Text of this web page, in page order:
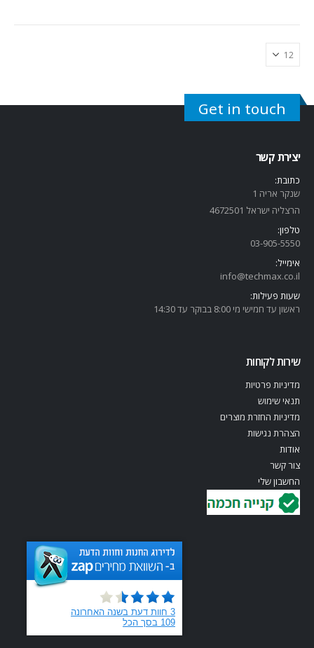
Get in touch
יצירת קשר
כתובת:
שנקר אריה 1
הרצליה ישראל 4672501
טלפון:
03-905-5550
אימייל:
info@techmax.co.il
שעות פעילות:
ראשון עד חמישי מי 8:00 בבוקר עד 14:30
שירות לקוחות
מדיניות פרטיות
תנאי שימוש
מדיניות החזרת מוצרים
הצהרת נגישות
אודות
צור קשר
החשבון שלי